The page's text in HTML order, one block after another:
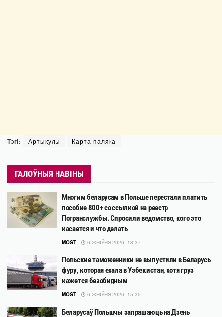
Тэгі: Артыкулы Карта паляка
ГАЛОЎНЫЯ НАВІНЫ
Многим беларусам в Польше перестали платить
пособие 800+ со ссылкой на реестр
Погранслужбы. Спросили ведомство, кого это
касается и что делать
MOST 6 ЖНІЎНЯ 2026, 18:37
Польские таможенники не выпустили в Беларусь
фуру, которая ехала в Узбекистан, хотя груз
кажется безобидным
MOST 6 ЖНІЎНЯ 2026, 15:35
Беларусаў Польшчы запрашаюць на Дзень